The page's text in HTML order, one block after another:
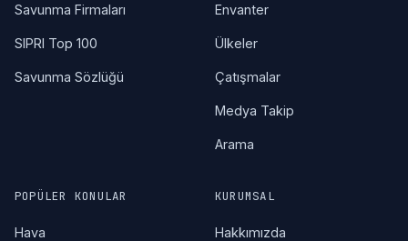
Savunma Firmaları
SIPRI Top 100
Savunma Sözlüğü
Envanter
Ülkeler
Çatışmalar
Medya Takip
Arama
POPÜLER KONULAR
Hava
KURUMSAL
Hakkımızda